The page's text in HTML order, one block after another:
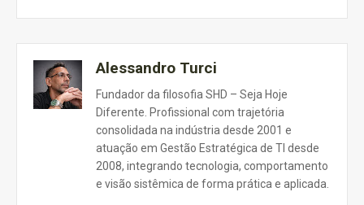
Alessandro Turci
Fundador da filosofia SHD – Seja Hoje
Diferente. Profissional com trajetória
consolidada na indústria desde 2001 e
atuação em Gestão Estratégica de TI desde
2008, integrando tecnologia, comportamento
e visão sistêmica de forma prática e aplicada.